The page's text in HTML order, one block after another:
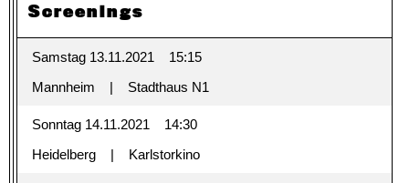
Screenings
Samstag 13.11.2021
15:15
Mannheim
Stadthaus N1
Sonntag 14.11.2021
14:30
Heidelberg
Karlstorkino